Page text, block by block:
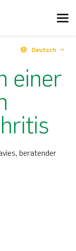
Deutsch
einer
beratender